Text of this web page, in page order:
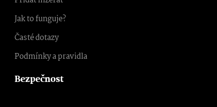
Jak to funguje?
Časté dotazy
Podmínky a pravidla
Bezpečnost